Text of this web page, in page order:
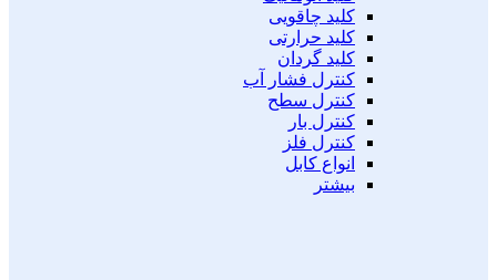
کلید چاقویی
کلید حرارتی
کلید گردان
کنترل فشار آب
کنترل سطح
کنترل بار
کنترل فلز
انواع کابل
بیشتر